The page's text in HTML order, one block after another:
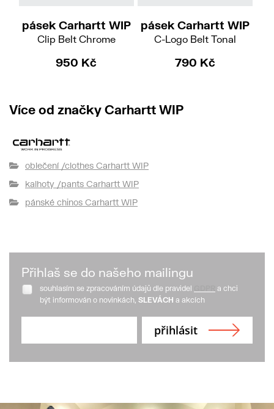
pásek Carhartt WIP
Clip Belt Chrome
950 Kč
pásek Carhartt WIP
C-Logo Belt Tonal
790 Kč
Více od značky Carhartt WIP
oblečení /clothes Carhartt WIP
kalhoty /pants Carhartt WIP
pánské chinos Carhartt WIP
Přihlaš se do našeho mailingu
souhlasím se zpracováním údajů dle pravidel
a chci
být informován o novinkách, SLEVÁCH a akcích